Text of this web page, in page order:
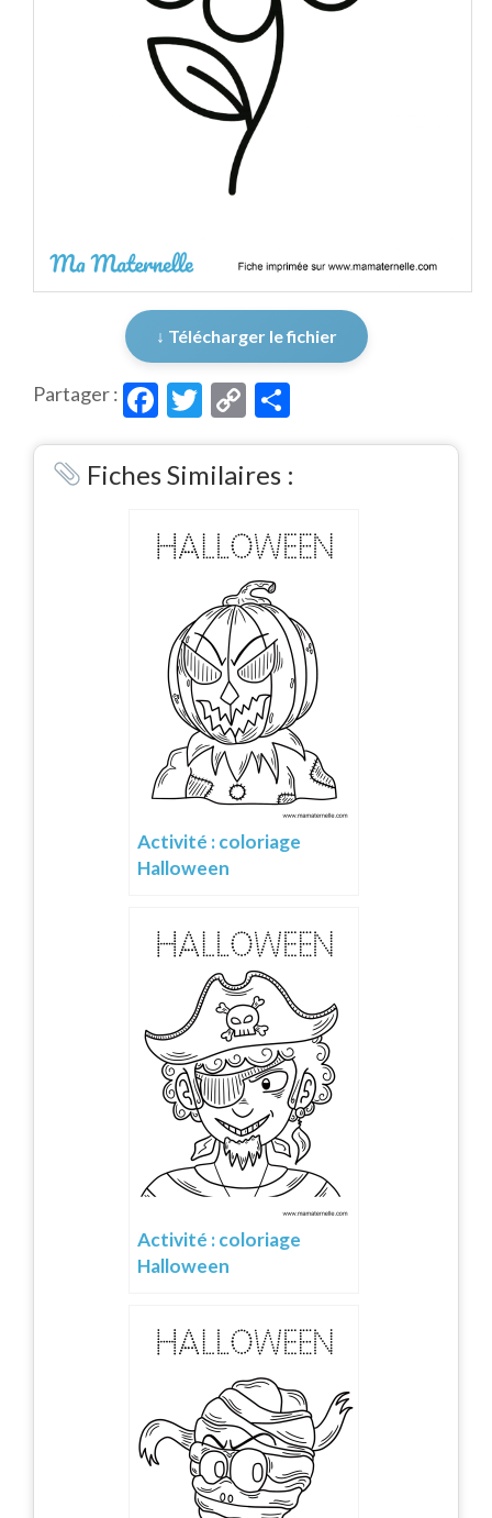
↓ Télécharger le fichier
Partager : Facebook
Twitter
Copy
Link
Fiches Similaires :
Activité : coloriage
Halloween
Activité : coloriage
Halloween